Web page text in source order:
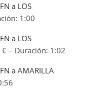
a LOS
1:00
a LOS
– Duración: 1:02
a AMARILLA